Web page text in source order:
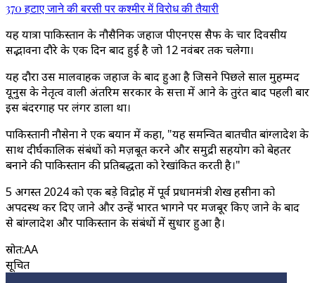
370 हटाए जाने की बरसी पर कश्मीर में विरोध की तैयारी
यह यात्रा पाकिस्तान के नौसैनिक जहाज पीएनएस सैफ के चार दिवसीय
सद्भावना दौरे के एक दिन बाद हुई है जो 12 नवंबर तक चलेगा।
यह दौरा उस मालवाहक जहाज के बाद हुआ है जिसने पिछले साल मुहम्मद
यूनुस के नेतृत्व वाली अंतरिम सरकार के सत्ता में आने के तुरंत बाद पहली बार
इस बंदरगाह पर लंगर डाला था।
पाकिस्तानी नौसेना ने एक बयान में कहा, "यह समन्वित बातचीत बांग्लादेश के
साथ दीर्घकालिक संबंधों को मज़बूत करने और समुद्री सहयोग को बेहतर
बनाने की पाकिस्तान की प्रतिबद्धता को रेखांकित करती है।"
5 अगस्त 2024 को एक बड़े विद्रोह में पूर्व प्रधानमंत्री शेख हसीना को
अपदस्थ कर दिए जाने और उन्हें भारत भागने पर मजबूर किए जाने के बाद
से बांग्लादेश और पाकिस्तान के संबंधों में सुधार हुआ है।
स्रोत:AA
सूचित